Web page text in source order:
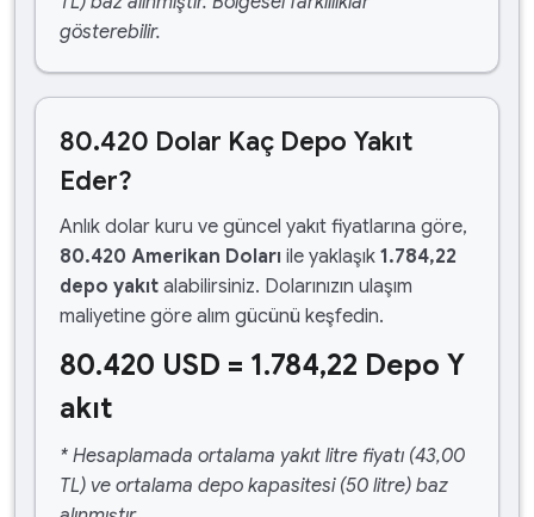
gösterebilir.
80.420 Dolar Kaç Depo Yakıt
Eder?
Anlık dolar kuru ve güncel yakıt fiyatlarına göre,
80.420 Amerikan Doları ile yaklaşık 1.784,22
depo yakıt alabilirsiniz. Dolarınızın ulaşım
maliyetine göre alım gücünü keşfedin.
80.420 USD = 1.784,22 Depo Y
akıt
* Hesaplamada ortalama yakıt litre fiyatı (43,00
TL) ve ortalama depo kapasitesi (50 litre) baz